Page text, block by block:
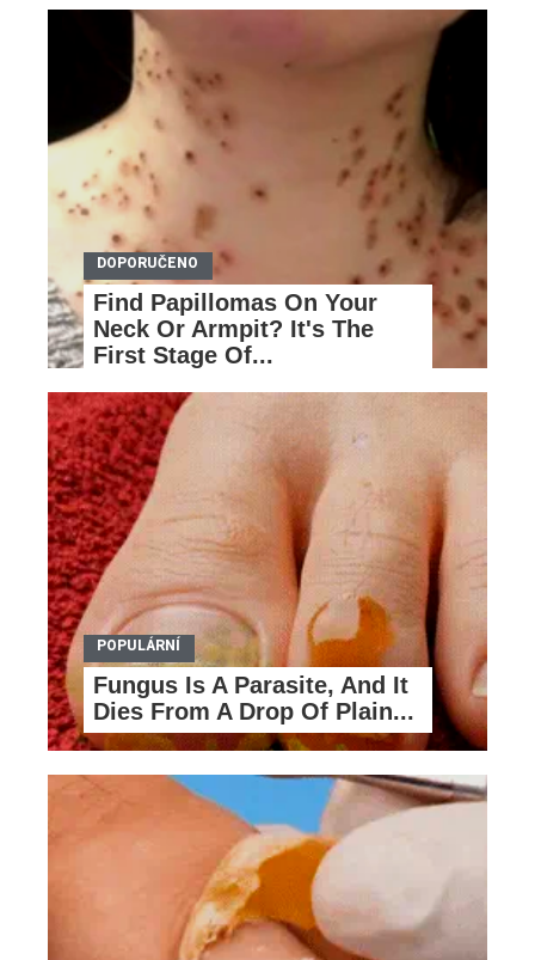
Find Papillomas On Your
Neck Or Armpit? It's The
First Stage Of...
Fungus Is A Parasite, And It
Dies From A Drop Of Plain...